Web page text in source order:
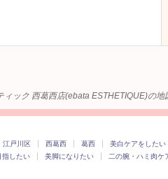
ィック 西葛西店(ebata ESTHETIQUE)の
江戸川区 西葛西 葛西 美白ケアをしたい
指したい 美脚になりたい 二の腕・ハミ肉ケ